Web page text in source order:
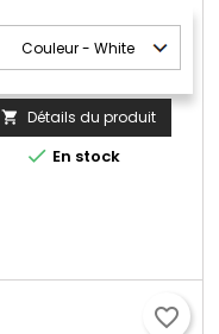
 Détails du produit
 En stock
favorite_border